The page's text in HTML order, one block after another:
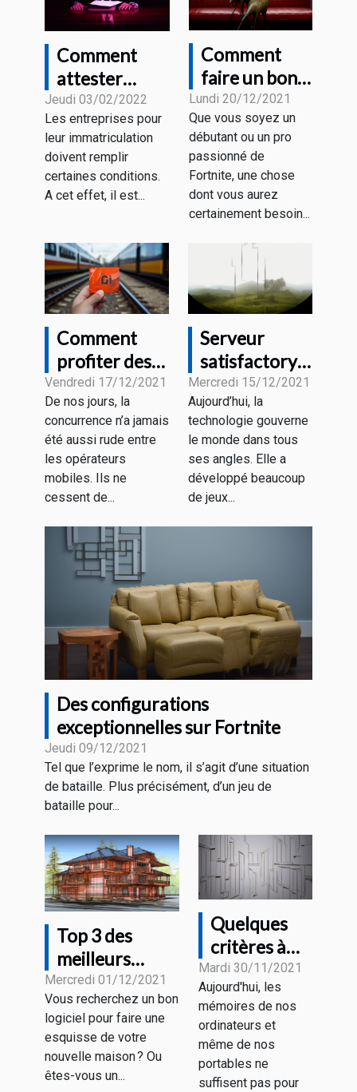
Comment
attester
juridiquement
de l’existence
de votre
entreprise ?
Jeudi 03/02/2022
Les entreprises pour
leur immatriculation
doivent remplir
certaines conditions.
A cet effet, il est...
Comment
faire un bon
choix de
souris gamer
pour Fortnite
?
Lundi 20/12/2021
Que vous soyez un
débutant ou un pro
passionné de
Fortnite, une chose
dont vous aurez
certainement besoin...
Comment
profiter des
forfaits
mobiles sans
engagement
?
Vendredi 17/12/2021
De nos jours, la
concurrence n’a jamais
été aussi rude entre
les opérateurs
mobiles. Ils ne
cessent de...
Serveur
satisfactory :
Que retenir ?
Mercredi 15/12/2021
Aujourd’hui, la
technologie gouverne
le monde dans tous
ses angles. Elle a
développé beaucoup
de jeux...
Des configurations
exceptionnelles sur Fortnite
Jeudi 09/12/2021
Tel que l’exprime le nom, il s’agit d’une situation
de bataille. Plus précisément, d’un jeu de
bataille pour...
Top 3 des
meilleurs
logiciels
d’architectures
Mercredi 01/12/2021
Vous recherchez un bon
logiciel pour faire une
esquisse de votre
nouvelle maison ? Ou
êtes-vous un...
Quelques
critères à
considérer
pour choisir
un disque
dur
Mardi 30/11/2021
Aujourd'hui, les
mémoires de nos
ordinateurs et
même de nos
portables ne
suffisent pas pour